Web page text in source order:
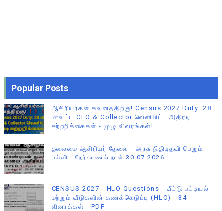
Popular Posts
ஆசிரியர்கள் கவனத்திற்கு! Census 2027 Duty: 28
மாவட்ட CEO & Collector வெளியிட்ட அதிரடி
சுற்றறிக்கைகள் - முழு விவரங்கள்!
தலைமை ஆசிரியர் தேவை - அரசு நிதியுதவி பெறும்
பள்ளி - நேர்காணல் நாள் 30.07.2026
CENSUS 2027 - HLO Questions - வீட்டு பட்டியல்
மற்றும் வீடுகளின் கணக்கெடுப்பு (HLO) - 34
வினாக்கள் - PDF